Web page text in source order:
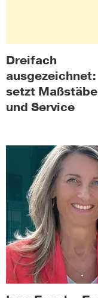
Dreifach
setzt
und Service